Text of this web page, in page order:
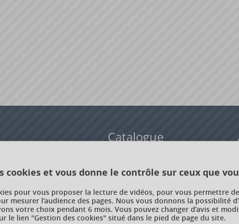
cookies et vous donne le contrôle sur ceux que
pour vous proposer la lecture de vidéos, pour vous permettre
mesurer l’audience des pages. Nous vous donnons la possibilité
votre choix pendant 6 mois. Vous pouvez changer d’avis et
le lien "Gestion des cookies" situé dans le pied de page du site.
Catalogue
Formations courtes
Recherche par facultés, écoles,